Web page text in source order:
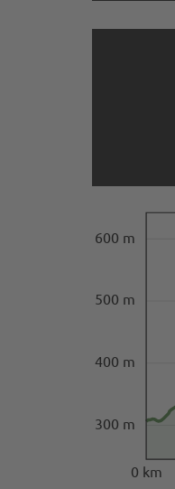
0 km
300 m
400 m
500 m
600 m